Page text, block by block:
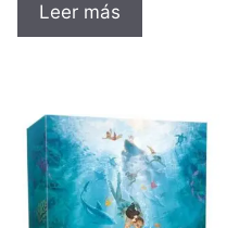
Leer más